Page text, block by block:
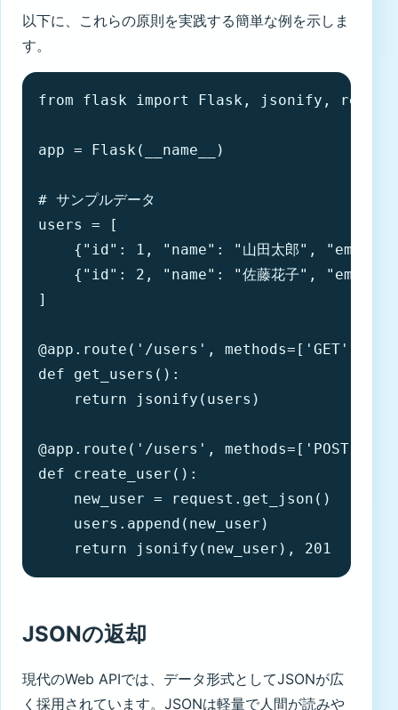
以下に、これらの原則を実践する簡単な例を示しま
す。
from flask import Flask, jsonify,
app = Flask(__name__)
# サンプルデータ
users = [
{"id": 1, "name": "山田太郎",
{"id": 2, "name": "佐藤花子",
]
@app.route('/users', methods=['GET'])
def get_users():
    return jsonify(users)
@app.route('/users', methods=['POST'])
def create_user():
    new_user = request.get_json()
    users.append(new_user)
    return jsonify(new_user), 201
JSONの返却
現代のWeb APIでは、データ形式としてJSONが広
く採用されています。JSONは軽量で人間が読みや